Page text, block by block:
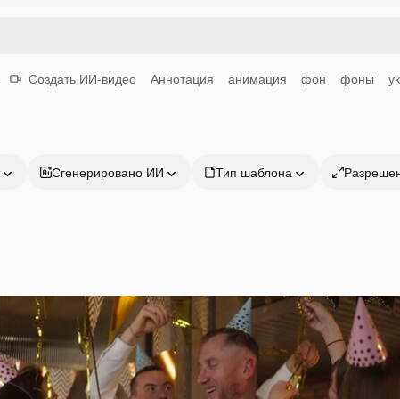
Создать ИИ-видео Аннотация анимация фон фоны
Сгенерировано ИИ Тип шаблона
Продукция Начать